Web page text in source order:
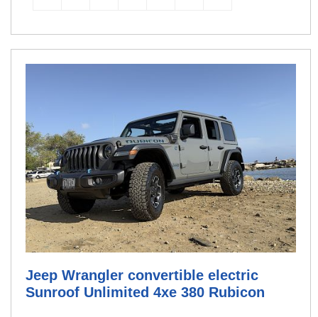
Jeep Wrangler convertible electric
Sunroof Unlimited 4xe 380 Rubicon